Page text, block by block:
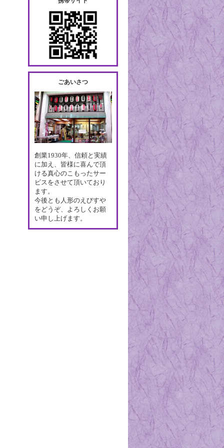
ごあいさつ
創業1930年、信頼と実績
に加え、皆様に喜んで頂
ける真心のこもったサー
ビスをさせて頂いており
ます。
今後とも人形のえびすや
をどうぞ、よろしくお願
い申し上げます。